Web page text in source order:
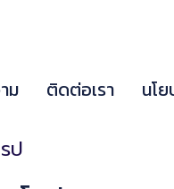
ม ติดต่อเรา นโ
ป